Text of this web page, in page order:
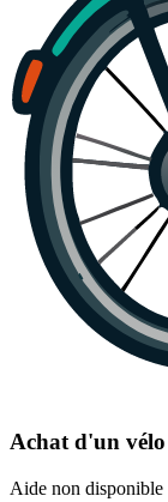
Achat d'un
Aide non disponible